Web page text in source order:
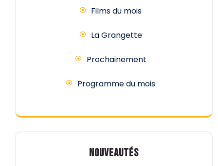
Films du mois
La Grangette
Prochainement
Programme du mois
NOUVEAUTÉS